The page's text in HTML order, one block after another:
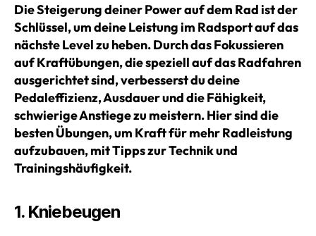
Die Steigerung deiner Power auf dem Rad ist der
Schlüssel, um deine Leistung im Radsport auf das
nächste Level zu heben. Durch das Fokussieren
auf Kraftübungen, die speziell auf das Radfahren
ausgerichtet sind, verbesserst du deine
Pedaleffizienz, Ausdauer und die Fähigkeit,
schwierige Anstiege zu meistern. Hier sind die
besten Übungen, um Kraft für mehr Radleistung
aufzubauen, mit Tipps zur Technik und
Trainingshäufigkeit.
1. Kniebeugen